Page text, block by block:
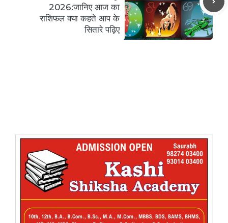
2026:जानिए आज का
राशिफल क्या कहते आप के
सितारे पढ़िए